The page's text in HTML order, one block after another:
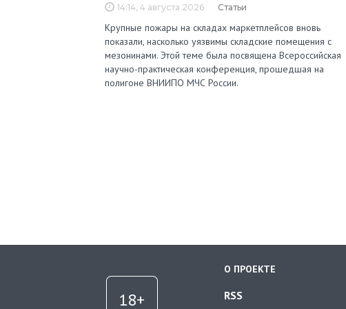
14:14, 4 августа 2026 Статьи
Крупные пожары на складах маркетплейсов вновь
показали, насколько уязвимы складские помещения с
мезонинами. Этой теме была посвящена Всероссийская
научно-практическая конференция, прошедшая на
полигоне ВНИИПО МЧС России.
О ПРОЕКТЕ
RSS